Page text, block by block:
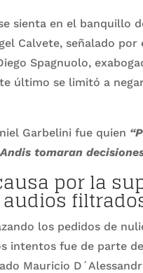
sienta en el banquillo
Calvete, señalado
Spagnuolo,
último se limitó a
Garbelini fue quien
tomaran
por la
los pedidos de
intentos fue de parte
Mauricio